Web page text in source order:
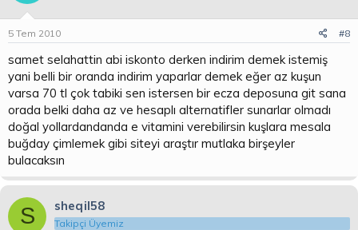
5 Tem 2010 #8
samet selahattin abi iskonto derken indirim demek istemiş
yani belli bir oranda indirim yaparlar demek eğer az kuşun
varsa 70 tl çok tabiki sen istersen bir ecza deposuna git sana
orada belki daha az ve hesaplı alternatifler sunarlar olmadı
doğal yollardandanda e vitamini verebilirsin kuşlara mesala
buğday çimlemek gibi siteyi araştır mutlaka birşeyler
bulacaksın
S sheqil58
Takipçi Üyemiz